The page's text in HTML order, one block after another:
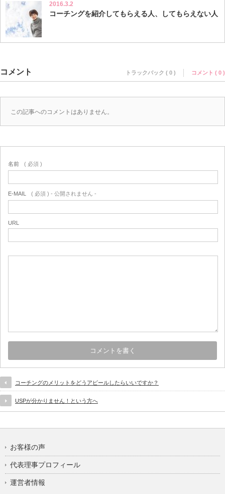
2016.3.2
コーチングを紹介してもらえる人、してもらえない人
コメント トラックバック ( 0 ) コメント ( 0 )
この記事へのコメントはありません。
名前 ( 必須 )
E-MAIL ( 必須 ) - 公開されません -
URL
コーチングのメリットをどうアピールしたらいいですか？
USPが分かりません！という方へ
お客様の声
代表理事プロフィール
運営者情報